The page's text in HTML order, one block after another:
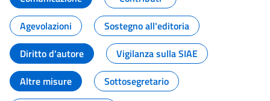
Agevolazioni
Sostegno all'editoria
Diritto d'autore
Vigilanza sulla SIAE
Altre misure
Sottosegretario